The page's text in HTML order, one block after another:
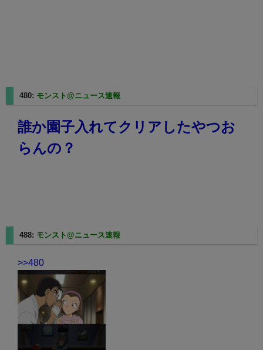
480: モンスト@ニュース速報
誰か園子入れてクリアしたやつお
らんの？
488: モンスト@ニュース速報
>>480